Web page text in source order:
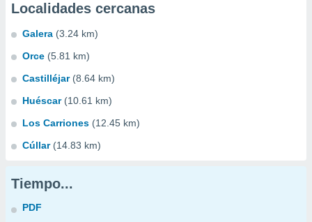
Localidades cercanas
Galera (3.24 km)
Orce (5.81 km)
Castilléjar (8.64 km)
Huéscar (10.61 km)
Los Carriones (12.45 km)
Cúllar (14.83 km)
Tiempo...
PDF